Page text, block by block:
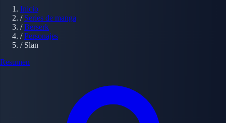
Inicio
/ Series de manga
/ Berserk
/ Personajes
/ Slan
Resumen